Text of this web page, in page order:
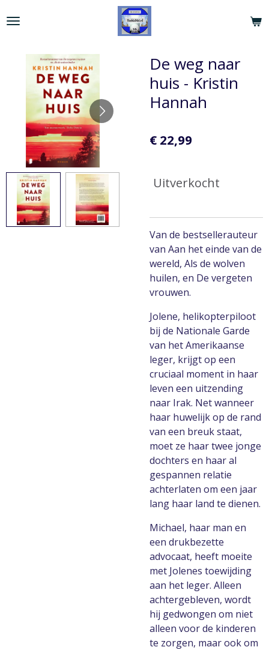
direct
hoofdinhoud
De weg naar
huis - Kristin
Hannah
€ 22,99
Uitverkocht
Van de bestsellerauteur
van Aan het einde van de
wereld, Als de wolven
huilen, en De vergeten
vrouwen.
Jolene, helikopterpiloot
bij de Nationale Garde
van het Amerikaanse
leger, krijgt op een
cruciaal moment in haar
leven een uitzending
naar Irak. Net wanneer
haar huwelijk op de rand
van een breuk staat,
moet ze haar twee jonge
dochters en haar al
gespannen relatie
achterlaten om een jaar
lang haar land te dienen.
Michael, haar man en
een drukbezette
advocaat, heeft moeite
met Jolenes toewijding
aan het leger. Alleen
achtergebleven, wordt
hij gedwongen om niet
alleen voor de kinderen
te zorgen, maar ook om